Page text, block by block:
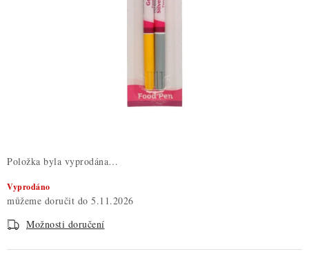
Nepřevzetí zásilky na dobírku
Položka byla vyprodána…
Vyprodáno
5.11.2026
Možnosti doručení